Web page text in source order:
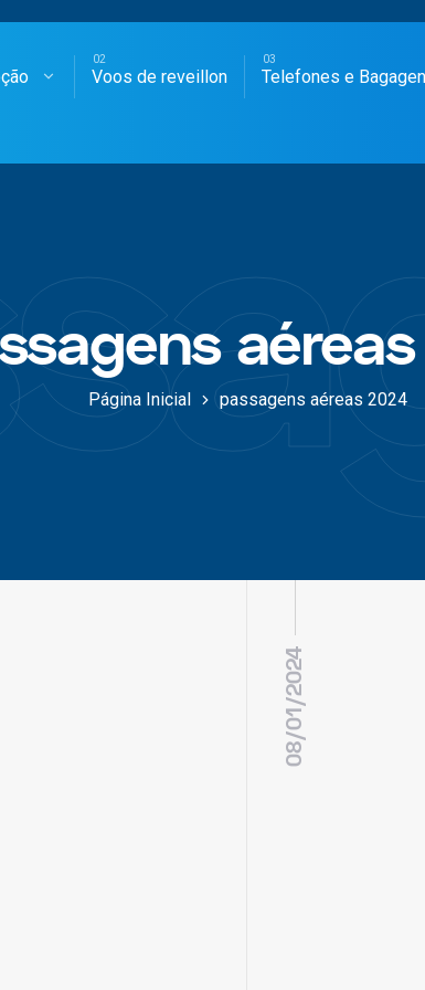
AÉREAS
Voos de reveillon Telefones e
Página Inicial passagens aéreas 2024
08/01/2024